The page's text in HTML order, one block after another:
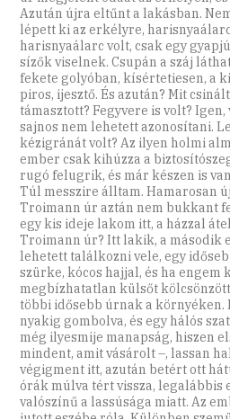
Azután újra eltűnt a lakásban.
lépett ki az erkélyre,
harisnyaálarc volt, csak egy
sízők viselnek. Csupán a száj
fekete golyóban, kísértetiesen, a
piros, ijesztő. És azután? Mit
támasztott? Fegyvere is volt?
sajnos nem lehetett azonosítani.
kézigránát volt? Az ilyen holmi
ember csak kihúzza a
rugó felugrik, és már készen is
Túl messzire álltam. Hamarosan
Troimann úr aztán nem bukkant
egy kis ideje lakom itt, a házzal
Troimann úr? Itt lakik, a második
lehetett találkozni vele, egy
szürke, kócos hajjal, és ha engem
megbízhatatlan külsőt
többi idősebb úrnak a környéken.
nyakig gombolva, és egy hálós
még ilyesmije manapság, hiszen
mindent, amit vásárolt –, lassan
végigment itt, azután betért ott
órák múlva tért vissza, legalábbis
valószínű a lassúsága miatt. Az